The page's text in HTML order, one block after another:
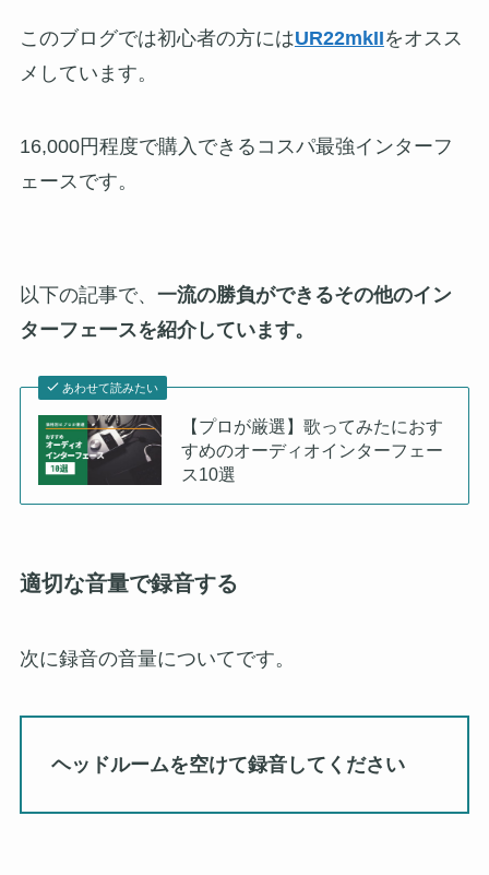
このブログでは初心者の方にはUR22mkIIをオスス
メしています。
16,000円程度で購入できるコスパ最強インターフ
ェースです。
以下の記事で、 一流の勝負ができるその他のイン
ターフェースを紹介しています。
あわせて読みたい
【プロが厳選】歌ってみたにおす
すめのオーディオインターフェー
ス10選
適切な音量で録音する
次に録音の音量についてです。
ヘッドルームを空けて録音してください